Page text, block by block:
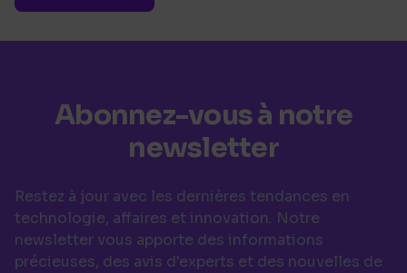
Abonnez-vous à notre
newsletter
Restez à jour avec les dernières tendances en
technologie, affaires et innovation. Notre
newsletter vous apporte des informations
précieuses, des avis d'experts et des nouvelles de